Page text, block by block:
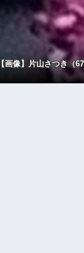
【画像】片山さつき（